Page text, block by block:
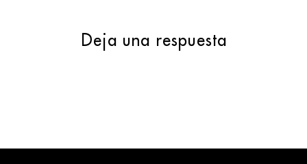
Deja una respuesta